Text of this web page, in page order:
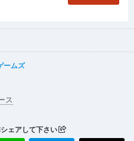
ームズ
ス
ェアして下さい